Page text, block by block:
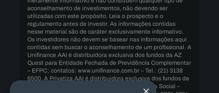
aconselhamento de investimentos, não devendo ser
utilizadas com este propósito. Leia o prospecto e o
regulamento antes de investir. As informações contidas
nesse material são de caráter exclusivamente informativo.
Os investidores não devem se basear nas informações aqui
contidas sem buscar o aconselhamento de um profissional. A
Unifinance AAI é distribuidora exclusiva dos fundos da AZ
Quest para Entidade Fechada de Previdência Complementar
– EFPC; contatos: www.unifinance.com.br – Tel.: (21) 3138
6500. A Privatiza AAI é distribuidora exclusiva dos fundos da
AZ Quest para Regimes Próprios de Previdência Social –